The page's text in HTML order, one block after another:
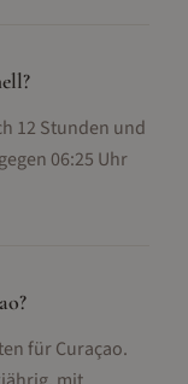
12 Stunden und
06:25 Uhr
für Curaçao.